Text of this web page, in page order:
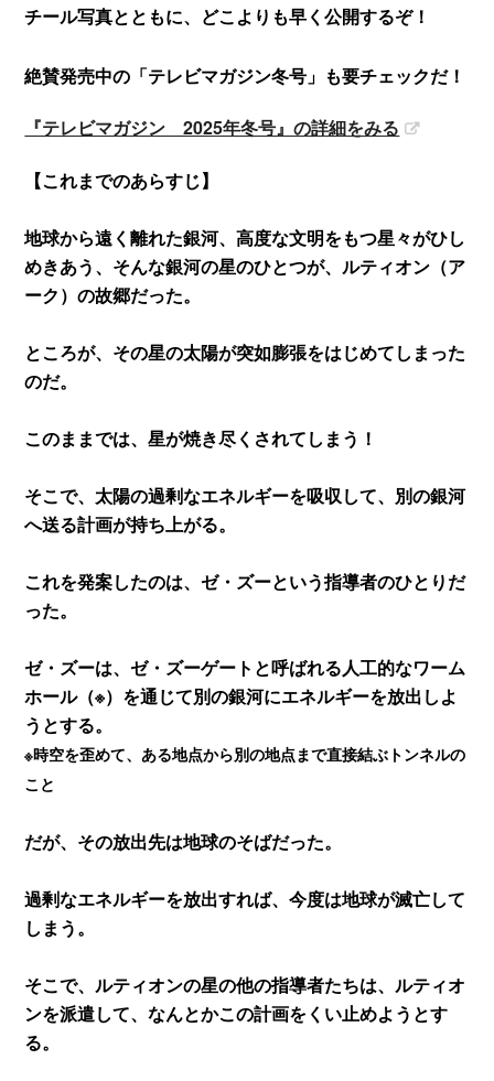
チール写真とともに、どこよりも早く公開するぞ！
絶賛発売中の「テレビマガジン冬号」も要チェックだ！
『テレビマガジン 2025年冬号』の詳細をみる
【これまでのあらすじ】
地球から遠く離れた銀河、高度な文明をもつ星々がひし
めきあう、そんな銀河の星のひとつが、ルティオン（ア
ーク）の故郷だった。
ところが、その星の太陽が突如膨張をはじめてしまった
のだ。
このままでは、星が焼き尽くされてしまう！
そこで、太陽の過剰なエネルギーを吸収して、別の銀河
へ送る計画が持ち上がる。
これを発案したのは、ゼ・ズーという指導者のひとりだ
った。
ゼ・ズーは、ゼ・ズーゲートと呼ばれる人工的なワーム
ホール（※）を通じて別の銀河にエネルギーを放出しよ
うとする。
※時空を歪めて、ある地点から別の地点まで直接結ぶトンネルの
こと
だが、その放出先は地球のそばだった。
過剰なエネルギーを放出すれば、今度は地球が滅亡して
しまう。
そこで、ルティオンの星の他の指導者たちは、ルティオ
ンを派遣して、なんとかこの計画をくい止めようとす
る。